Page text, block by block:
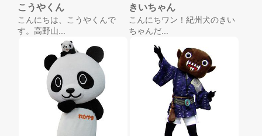
こうやくん
こんにちは、こうやくんで
す。高野山...
きいちゃん
こんにちワン！紀州犬のきい
ちゃんだ...